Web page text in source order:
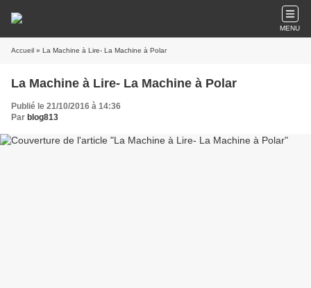
MENU
Accueil » La Machine à Lire- La Machine à Polar
La Machine à Lire- La Machine à Polar
Publié le 21/10/2016 à 14:36
Par blog813